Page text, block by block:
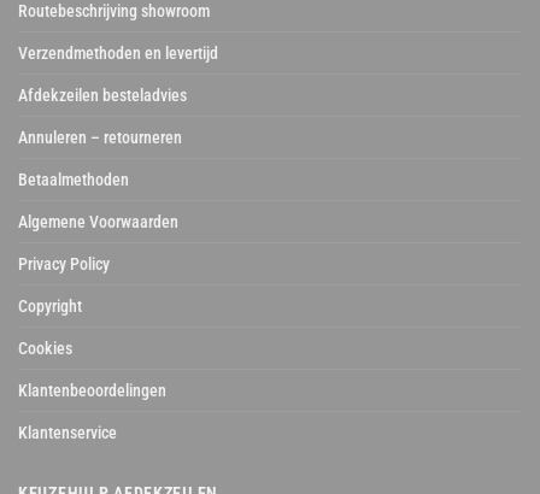
Routebeschrijving showroom
Verzendmethoden en levertijd
Afdekzeilen besteladvies
Annuleren – retourneren
Betaalmethoden
Algemene Voorwaarden
Privacy Policy
Copyright
Cookies
Klantenbeoordelingen
Klantenservice